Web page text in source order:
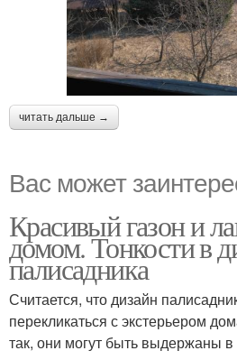
читать дальше →
Вас может
Красивый газон и
домом. Тонкости в
палисадника
Считается, что дизайн
перекликаться с экстерьером
так, они могут быть выдержаны